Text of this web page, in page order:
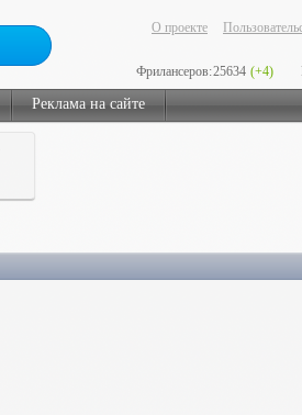
О проекте
Фрилансеров:25634 (+4)
Реклама на сайте